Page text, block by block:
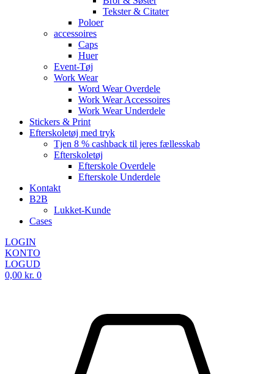
Tekster & Citater
Poloer
accessoires
Caps
Huer
Event-Tøj
Work Wear
Word Wear Overdele
Work Wear Accessoires
Work Wear Underdele
Stickers & Print
Efterskoletøj med tryk
Tjen 8 % cashback til jeres fællesskab
Efterskoletøj
Efterskole Overdele
Efterskole Underdele
Kontakt
B2B
Lukket-Kunde
Cases
LOGIN
KONTO
LOGUD
0,00 kr. 0